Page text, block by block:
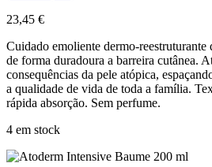
23,45 €
Cuidado emoliente dermo-
de forma duradoura a barreira cutânea.
consequências da pele atópica,
a qualidade de vida de toda a família.
rápida absorção. Sem perfume.
4 em stock